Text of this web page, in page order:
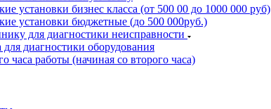
установки бизнес класса (от 500 00 до 1000 000 руб)
установки бюджетные (до 500 000руб.)
для диагностики неисправности
диагностики оборудования
часа работы (начиная со второго часа)